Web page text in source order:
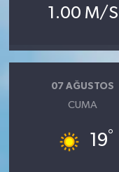
1.00 M/S
07 AĞUSTOS
CUMA
19°